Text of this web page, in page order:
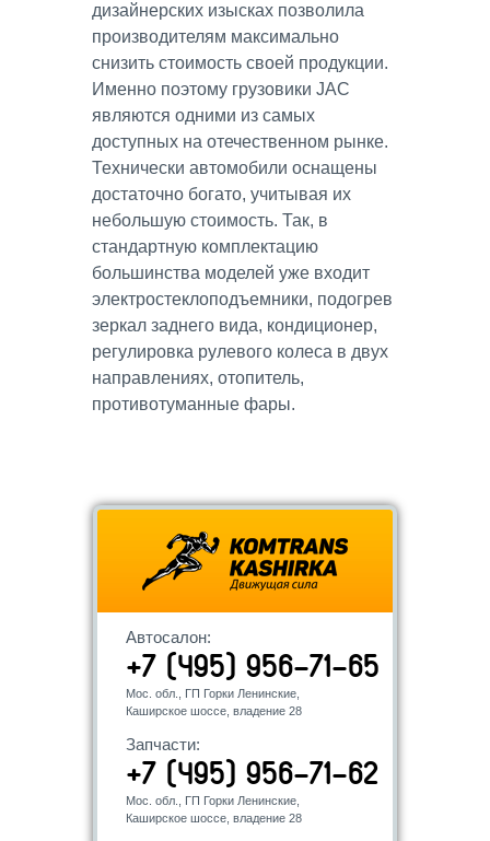
дизайнерских изысках позволила
производителям максимально
снизить стоимость своей продукции.
Именно поэтому грузовики JAC
являются одними из самых
доступных на отечественном рынке.
Технически автомобили оснащены
достаточно богато, учитывая их
небольшую стоимость. Так, в
стандартную комплектацию
большинства моделей уже входит
электростеклоподъемники, подогрев
зеркал заднего вида, кондиционер,
регулировка рулевого колеса в двух
направлениях, отопитель,
противотуманные фары.
Автосалон:
+7 (495) 956-71-65
Мос. обл., ГП Горки Ленинские,
Каширское шоссе, владение 28
Запчасти:
+7 (495) 956-71-62
Мос. обл., ГП Горки Ленинские,
Каширское шоссе, владение 28